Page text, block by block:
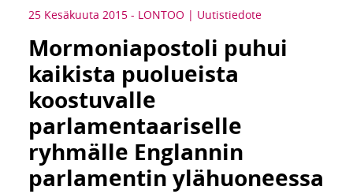
25 Kesäkuuta 2015 - LONTOO Uutistiedote
Mormoniapostoli puhui
kaikista puolueista
koostuvalle
parlamentaariselle
ryhmälle Englannin
parlamentin ylähuoneessa